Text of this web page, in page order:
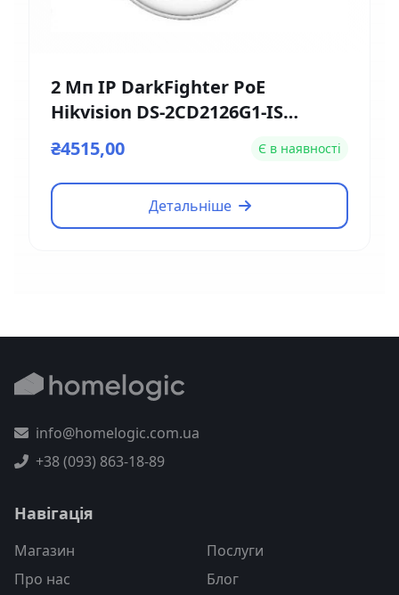
2 Мп IP DarkFighter PoE
Hikvision DS-2CD2126G1-IS
(2.8мм)
₴4515,00 Є в наявності
Детальніше
info@homelogic.com.ua
+38 (093) 863-18-89
Навігація
Магазин
Послуги
Про нас
Блог